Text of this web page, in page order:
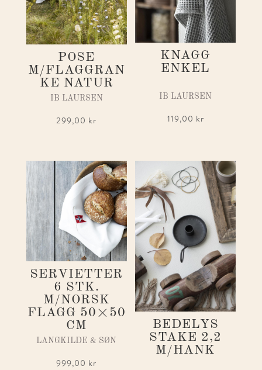
POSE
M/FLAGGRAN
KE NATUR
IB LAURSEN
299,00 kr
KNAGG
ENKEL
IB LAURSEN
119,00 kr
SERVIETTER
6 STK.
M/NORSK
FLAGG 50×50
CM
LANGKILDE & SØN
999,00 kr
BEDELYS
STAKE 2,2
M/HANK